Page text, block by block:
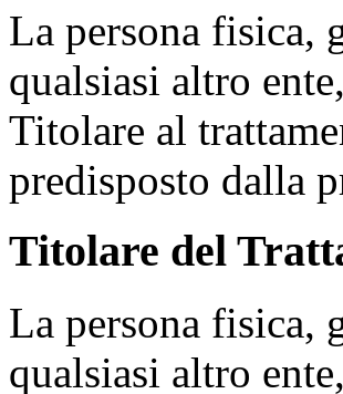
La persona fisica,
qualsiasi altro
Titolare al
predisposto dalla
Titolare del
La persona fisica,
qualsiasi altro